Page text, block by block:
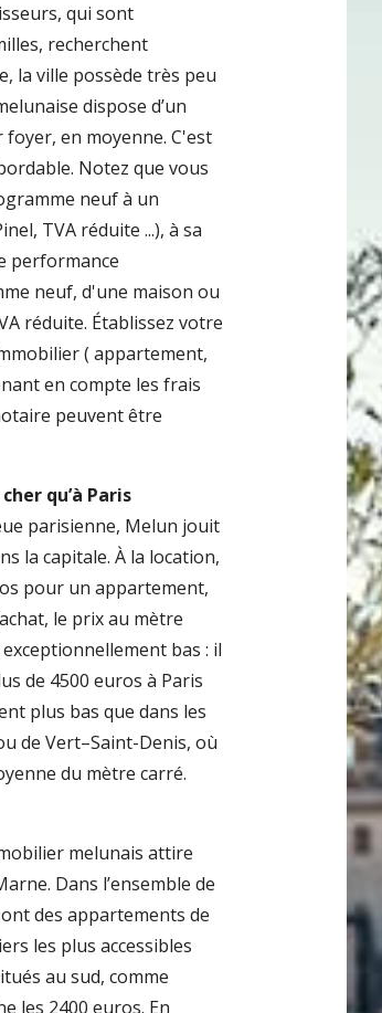
qui sont
recherchent
la ville possède très peu
dispose d’un
en moyenne. C'est
Notez que vous
neuf à un
TVA réduite ...), à sa
performance
neuf, d'une maison ou
réduite. Établissez votre
( appartement,
en compte les frais
peuvent être
qu’à Paris
parisienne, Melun jouit
la capitale. À la location,
pour un appartement,
le prix au mètre
bas : il
de 4500 euros à Paris
plus bas que dans les
de Vert–Saint-Denis, où
du mètre carré.
melunais attire
Dans l’ensemble de
des appartements de
les plus accessibles
au sud, comme
les 2400 euros. En